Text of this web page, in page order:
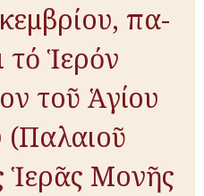
πα­
τό Ἱ­ε­ρόν
τοῦ Ἁ­γί­ου
(Παλαιοῦ
Ἱ­ε­ρᾶς Μο­νῆς